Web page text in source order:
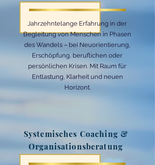
Jahrzehntelange Erfahrung in der
Begleitung von Menschen in Phasen
des Wandels – bei Neuorientierung,
Erschöpfung, beruflichen oder
persönlichen Krisen. Mit Raum für
Entlastung, Klarheit und neuen
Horizont.
Systemisches Coaching &
Organisationsberatung